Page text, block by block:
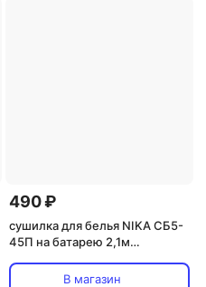
490 ₽
сушилка для белья NIKA СБ5-
45П на батарею 2,1м
термост.пластик
В магазин